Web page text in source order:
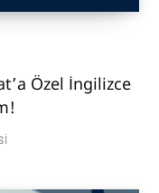
Özel İngilizce